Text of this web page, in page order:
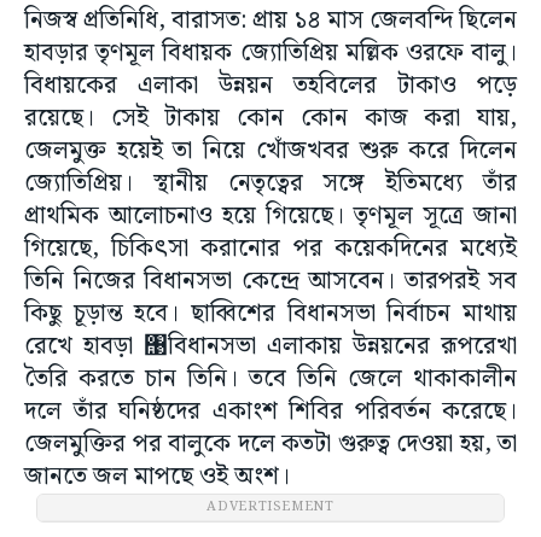
নিজস্ব প্রতিনিধি, বারাসত: প্রায় ১৪ মাস জেলবন্দি ছিলেন
হাবড়ার তৃণমূল বিধায়ক জ্যোতিপ্রিয় মল্লিক ওরফে বালু।
বিধায়কের এলাকা উন্নয়ন তহবিলের টাকাও পড়ে
রয়েছে। সেই টাকায় কোন কোন কাজ করা যায়,
জেলমুক্ত হয়েই তা নিয়ে খোঁজখবর শুরু করে দিলেন
জ্যোতিপ্রিয়। স্থানীয় নেতৃত্বের সঙ্গে ইতিমধ্যে তাঁর
প্রাথমিক আলোচনাও হয়ে গিয়েছে। তৃণমূল সূত্রে জানা
গিয়েছে, চিকিৎসা করানোর পর কয়েকদিনের মধ্যেই
তিনি নিজের বিধানসভা কেন্দ্রে আসবেন। তারপরই সব
কিছু চূড়ান্ত হবে। ছাব্বিশের বিধানসভা নির্বাচন মাথায়
রেখে হাবড়া ঩বিধানসভা এলাকায় উন্নয়নের রূপরেখা
তৈরি করতে চান তিনি। তবে তিনি জেলে থাকাকালীন
দলে তাঁর ঘনিষ্ঠদের একাংশ শিবির পরিবর্তন করেছে।
জেলমুক্তির পর বালুকে দলে কতটা গুরুত্ব দেওয়া হয়, তা
জানতে জল মাপছে ওই অংশ।
ADVERTISEMENT